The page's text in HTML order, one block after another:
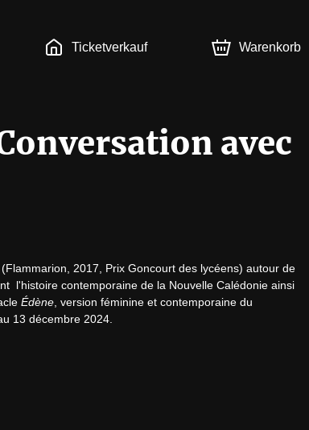
Ticketverkauf Warenkorb
avec
(Flammarion, 2017, Prix Goncourt des lycéens) autour de
l'histoire contemporaine de la Nouvelle Calédonie ainsi
Édène , version féminine et contemporaine du
13 décembre 2024.